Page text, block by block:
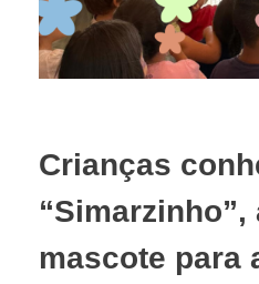
Crianças
“Simarzinho”,
mascote para